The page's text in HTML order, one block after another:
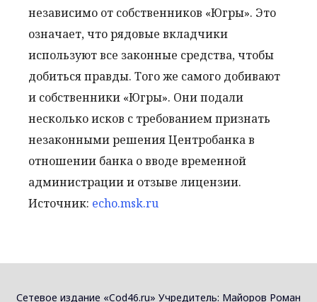
независимо от собственников «Югры». Это
означает, что рядовые вкладчики
используют все законные средства, чтобы
добиться правды. Того же самого добивают
и собственники «Югры». Они подали
несколько исков с требованием признать
незаконными решения Центробанка в
отношении банка о вводе временной
администрации и отзыве лицензии.
Источник: echo.msk.ru
Сетевое издание «Cod46.ru» Учредитель: Майоров Роман